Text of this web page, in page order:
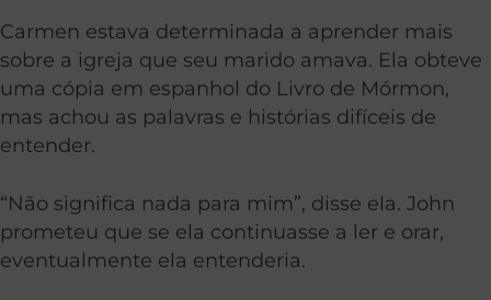
Carmen estava determinada a aprender mais
sobre a igreja que seu marido amava. Ela obteve
uma cópia em espanhol do Livro de Mórmon,
mas achou as palavras e histórias difíceis de
entender.
“Não significa nada para mim”, disse ela. John
prometeu que se ela continuasse a ler e orar,
eventualmente ela entenderia.